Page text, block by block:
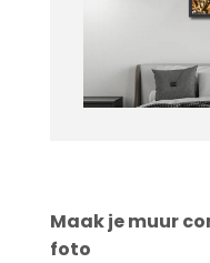
Maak je muur
foto